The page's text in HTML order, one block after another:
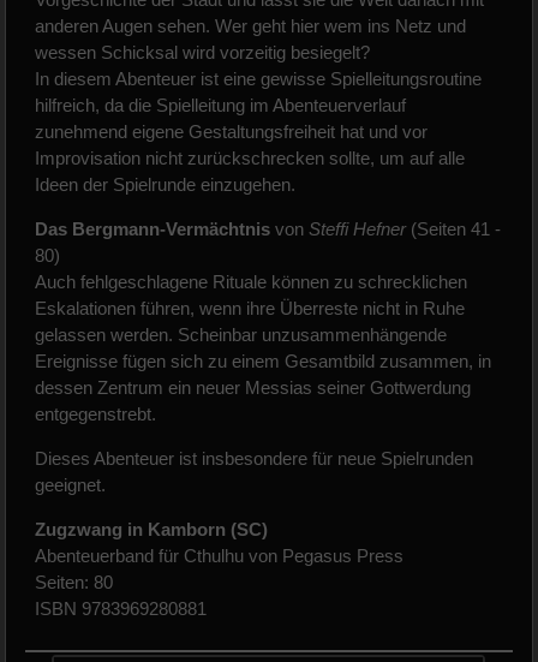
anderen Augen sehen. Wer geht hier wem ins Netz und
wessen Schicksal wird vorzeitig besiegelt?
In diesem Abenteuer ist eine gewisse Spielleitungsroutine
hilfreich, da die Spielleitung im Abenteuerverlauf
zunehmend eigene Gestaltungsfreiheit hat und vor
Improvisation nicht zurückschrecken sollte, um auf alle
Ideen der Spielrunde einzugehen.
Das Bergmann-Vermächtnis vonSteffi Hefner(Seiten 41 -
80)
Auch fehlgeschlagene Rituale können zu schrecklichen
Eskalationen führen, wenn ihre Überreste nicht in Ruhe
gelassen werden. Scheinbar unzusammenhängende
Ereignisse fügen sich zu einem Gesamtbild zusammen, in
dessen Zentrum ein neuer Messias seiner Gottwerdung
entgegenstrebt.
Dieses Abenteuer ist insbesondere für neue Spielrunden
geeignet.
Zugzwang in Kamborn (SC)
Abenteuerband für Cthulhu von Pegasus Press
Seiten: 80
ISBN 9783969280881